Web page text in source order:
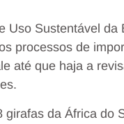
Uso Sustentável da
processos de
até que haja a
da África do